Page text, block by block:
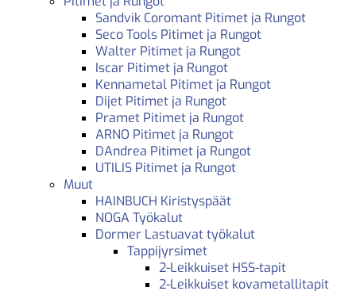
Sandvik Coromant Pitimet ja Rungot
Seco Tools Pitimet ja Rungot
Walter Pitimet ja Rungot
Iscar Pitimet ja Rungot
Kennametal Pitimet ja Rungot
Dijet Pitimet ja Rungot
Pramet Pitimet ja Rungot
ARNO Pitimet ja Rungot
DAndrea Pitimet ja Rungot
UTILIS Pitimet ja Rungot
Muut
HAINBUCH Kiristyspäät
NOGA Työkalut
Dormer Lastuavat työkalut
Tappijyrsimet
2-Leikkuiset HSS-tapit
2-Leikkuiset kovametallitapit